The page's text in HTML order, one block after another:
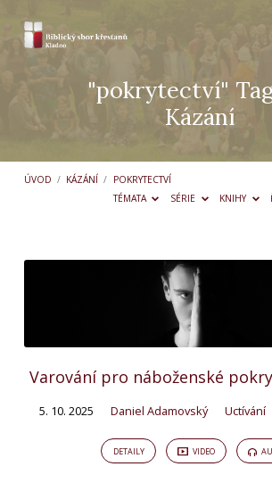
"pokrytectví"
Kázání
ÚVOD / KÁZÁNÍ / POKRYTECTVÍ
TÉMATA
SÉRIE KNIHY
"pokrytectví"
Varování pro náboženské
5. 10. 2025 Daniel Adamovský Uctívání
DETAILY VIDEO